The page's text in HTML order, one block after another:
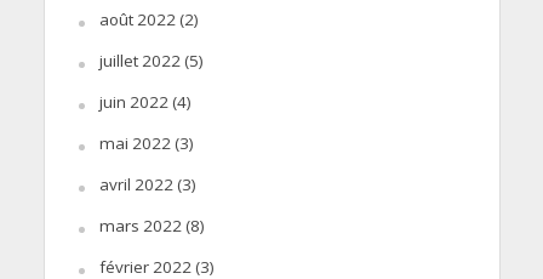
août 2022(2)
juillet 2022(5)
juin 2022(4)
mai 2022(3)
avril 2022(3)
mars 2022(8)
février 2022(3)